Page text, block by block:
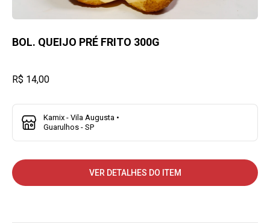
BOL. QUEIJO PRÉ FRITO 300G
R$ 14,00
Kamix - Vila Augusta •
Guarulhos - SP
VER DETALHES DO ITEM